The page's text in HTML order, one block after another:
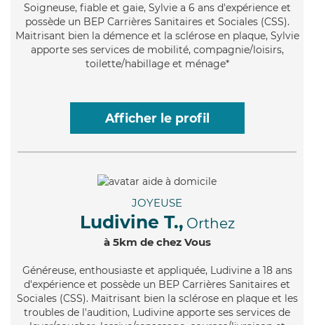
Soigneuse, fiable et gaie, Sylvie a 6 ans d'expérience et
possède un BEP Carrières Sanitaires et Sociales (CSS).
Maitrisant bien la démence et la sclérose en plaque, Sylvie
apporte ses services de mobilité, compagnie/loisirs,
toilette/habillage et ménage*
Afficher le profil
JOYEUSE
Ludivine T., Orthez
à 5km de chez Vous
Généreuse, enthousiaste et appliquée, Ludivine a 18 ans
d'expérience et possède un BEP Carrières Sanitaires et
Sociales (CSS). Maitrisant bien la sclérose en plaque et les
troubles de l'audition, Ludivine apporte ses services de